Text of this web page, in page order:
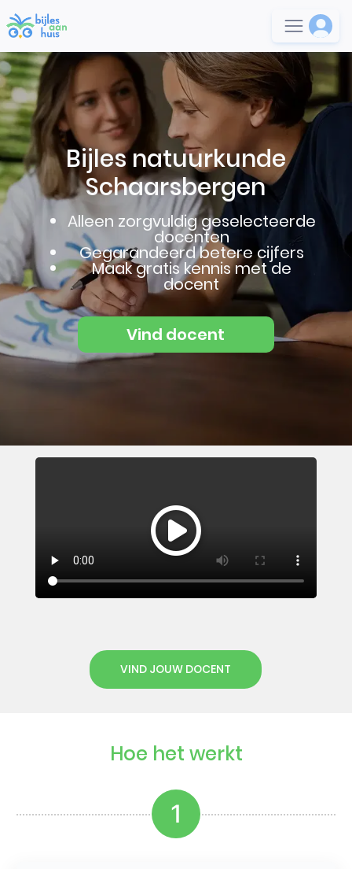
Bijles natuurkunde
Schaarsbergen
Alleen zorgvuldig geselecteerde
docenten
Gegarandeerd betere cijfers
Maak gratis kennis met de
docent
Vind docent
VIND JOUW DOCENT
Hoe het werkt
1